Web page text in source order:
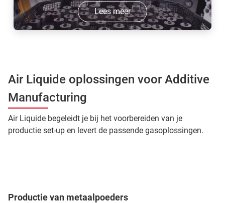
Lees meer
Air Liquide oplossingen voor Additive
Manufacturing
Air Liquide begeleidt je bij het voorbereiden van je
productie set-up en levert de passende gasoplossingen.
Productie van metaalpoeders